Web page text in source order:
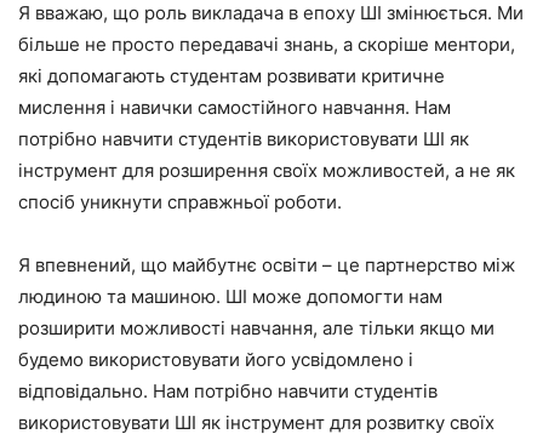
Я вважаю, що роль викладача в епоху ШІ змінюється. Ми
більше не просто передавачі знань, а скоріше ментори,
які допомагають студентам розвивати критичне
мислення і навички самостійного навчання. Нам
потрібно навчити студентів використовувати ШІ як
інструмент для розширення своїх можливостей, а не як
спосіб уникнути справжньої роботи.
Я впевнений, що майбутнє освіти – це партнерство між
людиною та машиною. ШІ може допомогти нам
розширити можливості навчання, але тільки якщо ми
будемо використовувати його усвідомлено і
відповідально. Нам потрібно навчити студентів
використовувати ШІ як інструмент для розвитку своїх